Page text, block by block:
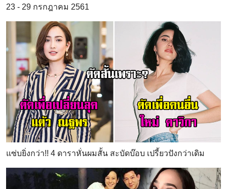
23 - 29 กรกฎาคม 2561
แซ่บยิ่งกว่า!! 4 ดาราหั่นผมสั้น สะบัดบ๊อบ เปรี้ยวปังกว่าเดิม